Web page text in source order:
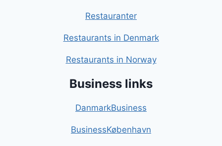
Restauranter
Restaurants in Denmark
Restaurants in Norway
Business links
DanmarkBusiness
BusinessKøbenhavn